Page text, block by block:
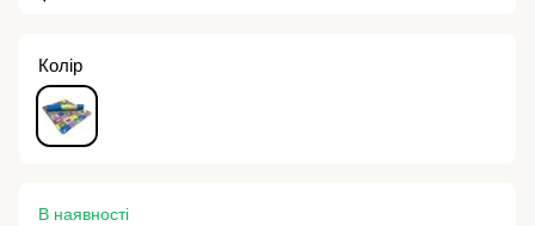
Колір
В наявності